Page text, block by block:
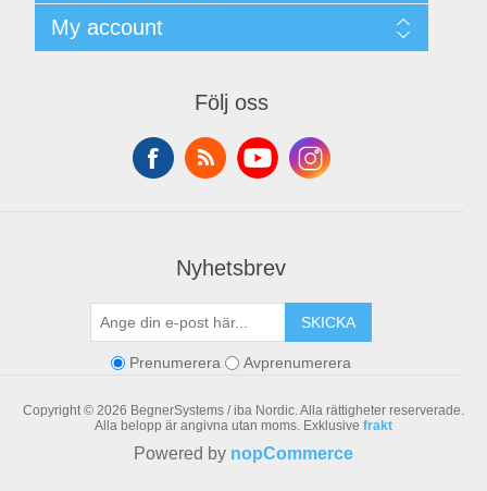
Terms & Conditions
Begner Machines & Mechanical Systems
Downloads
My account
Följ oss
Nyhetsbrev
SKICKA
Prenumerera Avprenumerera
Copyright © 2026 BegnerSystems / iba Nordic. Alla rättigheter reserverade.
Alla belopp är angivna utan moms. Exklusive frakt
Powered by nopCommerce